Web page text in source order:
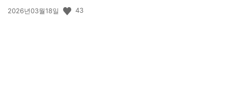
공
2026년03월18일 43